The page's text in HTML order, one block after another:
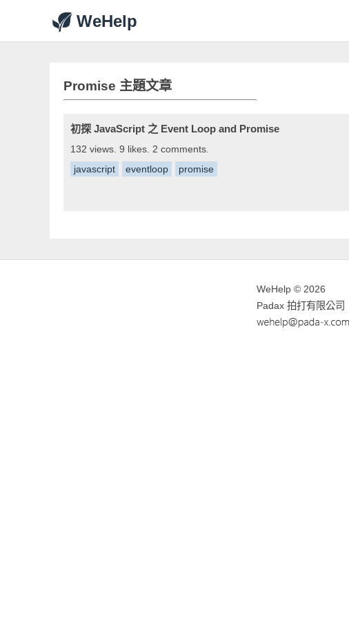
WeHelp
Promise 主題文章
初探 JavaScript 之 Event Loop and Promise
132 views. 9 likes. 2 comments.
javascript
eventloop promise
WeHelp © 2026
Padax 拍打有限公司